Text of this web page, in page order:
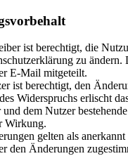
ist berechtigt, die
zu
E-Mail mitgeteilt.
ist berechtigt, den
Widerspruchs erlischt
und dem Nutzer
Wirkung.
gelten als
den Änderungen